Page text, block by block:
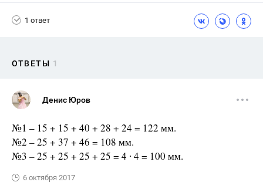
1 ответ
ОТВЕТЫ 1
Денис Юров
№1 – 15 + 15 + 40 + 28 + 24 = 122 мм.
№2 – 25 + 37 + 46 = 108 мм.
№3 – 25 + 25 + 25 + 25 = 4 ∙ 4 = 100 мм.
6 октября 2017